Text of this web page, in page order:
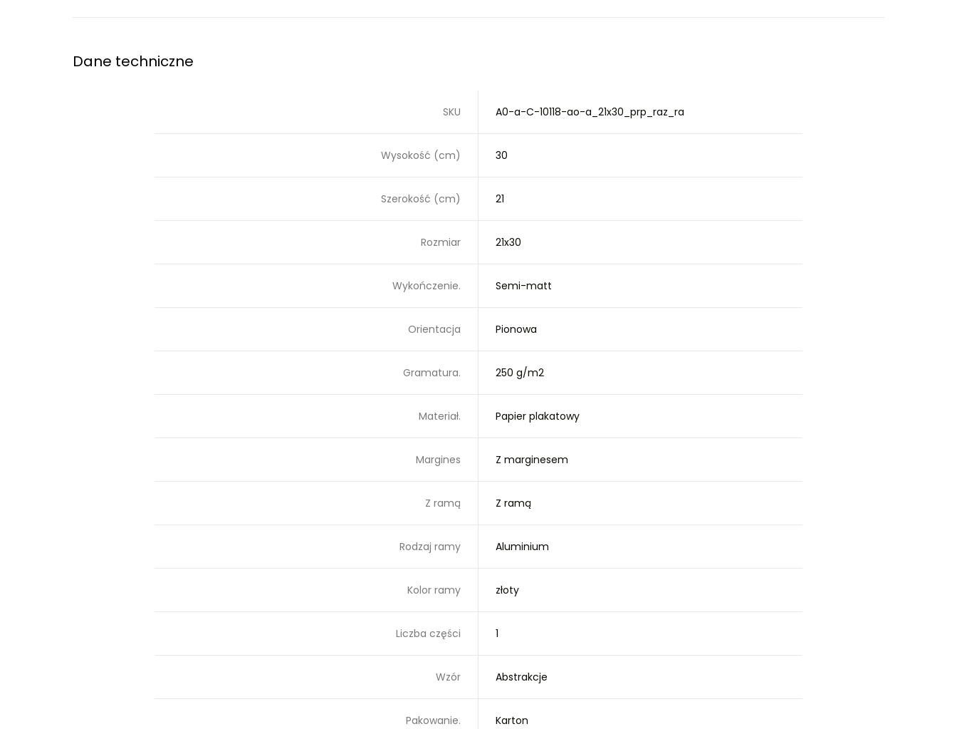
Dane techniczne
SKU A0-a-C-10118-ao-a_21x30_prp_raz_ra
Wysokość (cm) 30
Szerokość (cm) 21
Rozmiar 21x30
Wykończenie. Semi-matt
Orientacja Pionowa
Gramatura. 250 g/m2
Materiał. Papier plakatowy
Margines Z marginesem
Z ramą Z ramą
Rodzaj ramy Aluminium
Kolor ramy złoty
Liczba części 1
Wzór Abstrakcje
Pakowanie. Karton